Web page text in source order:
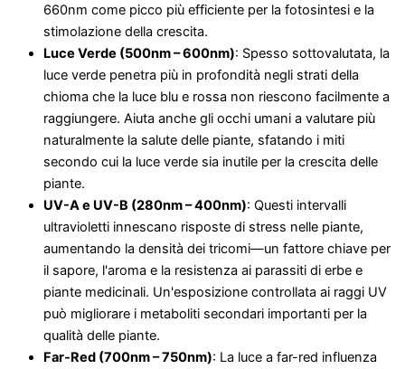
660nm come picco più efficiente per la fotosintesi e la
stimolazione della crescita.
Luce Verde (500nm – 600nm): Spesso sottovalutata, la
luce verde penetra più in profondità negli strati della
chioma che la luce blu e rossa non riescono facilmente a
raggiungere. Aiuta anche gli occhi umani a valutare più
naturalmente la salute delle piante, sfatando i miti
secondo cui la luce verde sia inutile per la crescita delle
piante.
UV-A e UV-B (280nm – 400nm): Questi intervalli
ultravioletti innescano risposte di stress nelle piante,
aumentando la densità dei tricomi—un fattore chiave per
il sapore, l'aroma e la resistenza ai parassiti di erbe e
piante medicinali. Un'esposizione controllata ai raggi UV
può migliorare i metaboliti secondari importanti per la
qualità delle piante.
Far-Red (700nm – 750nm): La luce a far-red influenza